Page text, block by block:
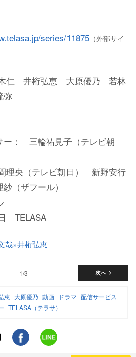
series/11875 （外部サイ
仁 井桁弘恵 大原優乃 若林
ー： 三輪祐見子（テレビ朝
理央（テレビ朝日） 新野安行
（ザフール）
TELASA
哉×井桁弘恵
次へ
1/3
恵 大原優乃 動画 ドラマ 配信サービス
TELASA（テラサ）